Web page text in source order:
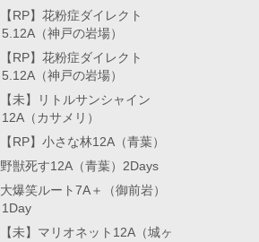
【RP】花粉症ダイレクト
5.12A（神戸の岩場）
【RP】花粉症ダイレクト
5.12A（神戸の岩場）
【未】リトルサンシャイン
12A（カサメリ）
【RP】小さな林12A（青葉）
野獣死す12A（青葉）2Days
大爆笑ルート7A＋（御前岩）
1Day
【未】マリオネット12A（城ヶ